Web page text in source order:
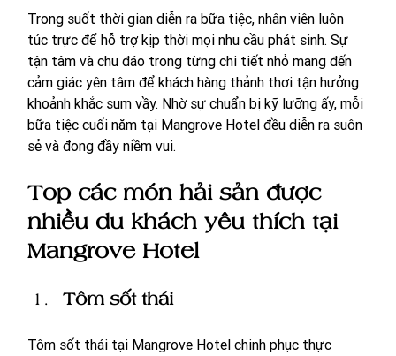
Trong suốt thời gian diễn ra bữa tiệc, nhân viên luôn
túc trực để hỗ trợ kịp thời mọi nhu cầu phát sinh. Sự
tận tâm và chu đáo trong từng chi tiết nhỏ mang đến
cảm giác yên tâm để khách hàng thảnh thơi tận hưởng
khoảnh khắc sum vầy. Nhờ sự chuẩn bị kỹ lưỡng ấy, mỗi
bữa tiệc cuối năm tại Mangrove Hotel đều diễn ra suôn
sẻ và đong đầy niềm vui.
Top các món hải sản được
nhiều du khách yêu thích tại
Mangrove Hotel
Tôm sốt thái
Tôm sốt thái tại Mangrove Hotel chinh phục thực